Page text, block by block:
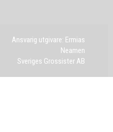
Ansvarig utgivare: Ermias
Neamen
Sveriges Grossister AB